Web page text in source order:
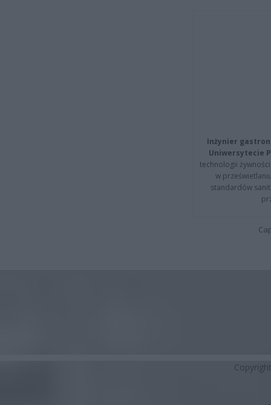
Inżynier
Uniwersytecie
technologii
w
standardów